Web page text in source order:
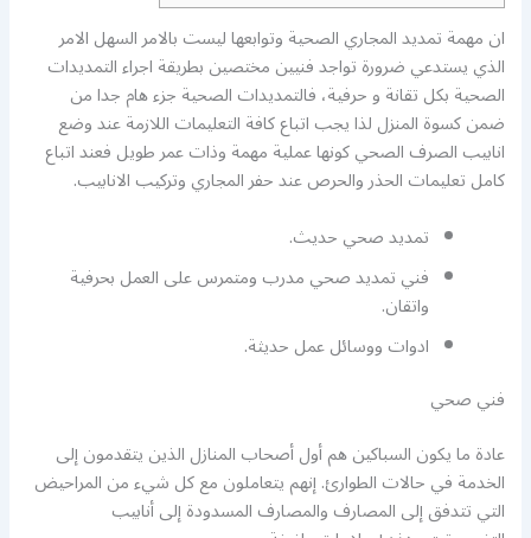
ان مهمة تمديد المجاري الصحية وتوابعها ليست بالامر السهل الامر
الذي يستدعي ضرورة تواجد فنيين مختصين بطريقة اجراء التمديدات
الصحية بكل تقانة و حرفية، فالتمديدات الصحية جزء هام جدا من
ضمن كسوة المنزل لذا يجب اتباع كافة التعليمات اللازمة عند وضع
انابيب الصرف الصحي كونها عملية مهمة وذات عمر طويل فعند اتباع
كامل تعليمات الحذر والحرص عند حفر المجاري وتركيب الانابيب.
تمديد صحي حديث.
فني تمديد صحي مدرب ومتمرس على العمل بحرفية
واتقان.
ادوات ووسائل عمل حديثة.
فني صحي
عادة ما يكون السباكين هم أول أصحاب المنازل الذين يتقدمون إلى
الخدمة في حالات الطوارئ. إنهم يتعاملون مع كل شيء من المراحيض
التي تتدفق إلى المصارف والمصارف المسدودة إلى أنابيب